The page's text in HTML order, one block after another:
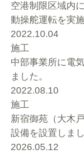
空港制限区域内
動操舵運転を実
2022.10.04
施工
中部事業所に電
ました。
2022.08.10
施工
新宿御苑（大木
設備を設置しまし
2026.05.12